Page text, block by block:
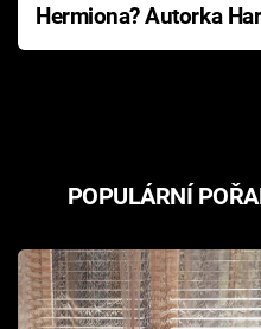
Hermiona? Autorka
Pottera přišla s ráznou
POPULÁRNÍ